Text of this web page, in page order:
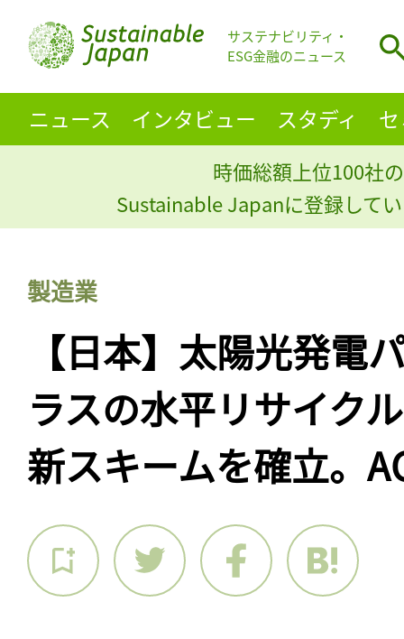
サステナビリティ・
ESG金融のニュース
ニュース インタビュー スタディ
時価総額上位100社
Sustainable Japanに登録して
製造業
【日本】太陽光発電
ラスの水平リサイク
新スキームを確立。